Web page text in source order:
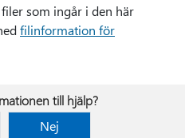
som ingår i den här
filinformation för
till hjälp?
Nej